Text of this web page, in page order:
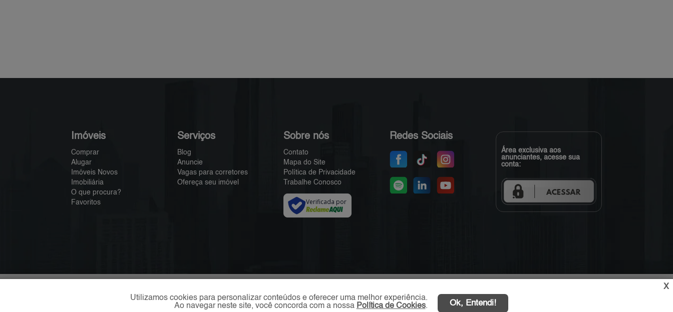
Imóveis
Comprar
Alugar
Imóveis Novos
Imobiliária
O que procura?
Favoritos
Serviços
Blog
Anuncie
Vagas para corretores
Ofereça seu imóvel
Sobre nós
Contato
Mapa do Site
Política de Privacidade
Trabalhe Conosco
Verificada por
Redes Sociais
Área exclusiva aos
anunciantes, acesse sua
conta:
X
Utilizamos cookies para personalizar conteúdos e oferecer uma melhor experiência.
Ao navegar neste site, você concorda com a nossa Política de Cookies. Ok, Entendi!